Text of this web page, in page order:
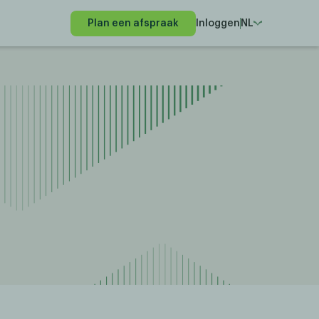
Plan een afspraak Inloggen NL